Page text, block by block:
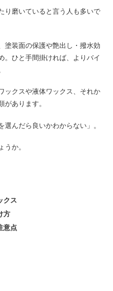
り磨いていると言う人も多いで
塗装面の保護や艶出し・撥水効
。ひと手間掛ければ、よりバイ
ックスや液体ワックス、それか
があります。
選んだら良いかわからない」。
うか。
クス
方
意点